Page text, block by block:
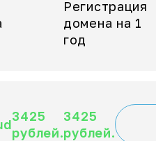
Регистрация
домена на 1
год
3425
рублей.
3425
рублей.